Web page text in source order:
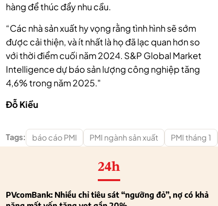
hàng để thúc đẩy nhu cầu.
“Các nhà sản xuất hy vọng rằng tình hình sẽ sớm
được cải thiện, và ít nhất là họ đã lạc quan hơn so
với thời điểm cuối năm 2024. S&P Global Market
Intelligence dự báo sản lượng công nghiệp tăng
4,6% trong năm 2025."
Đỗ Kiều
Tags: báo cáo PMI PMI ngành sản xuất PMI tháng 1
24h
PVcomBank: Nhiều chỉ tiêu sát “ngưỡng đỏ”, nợ có khả